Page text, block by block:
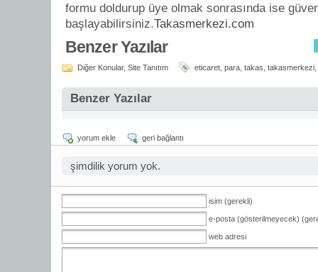
formu doldurup üye olmak sonrasında ise
başlayabilirsiniz.Takasmerkezi.com
Benzer Yazılar
Diğer Konular, Site Tanıtım eticaret para takas takasmerkezi
Benzer Yazılar
yorum ekle geri bağlantı
şimdilik yorum yok.
isim (gerekli)
e-posta (gösterilmeyecek)
web adresi